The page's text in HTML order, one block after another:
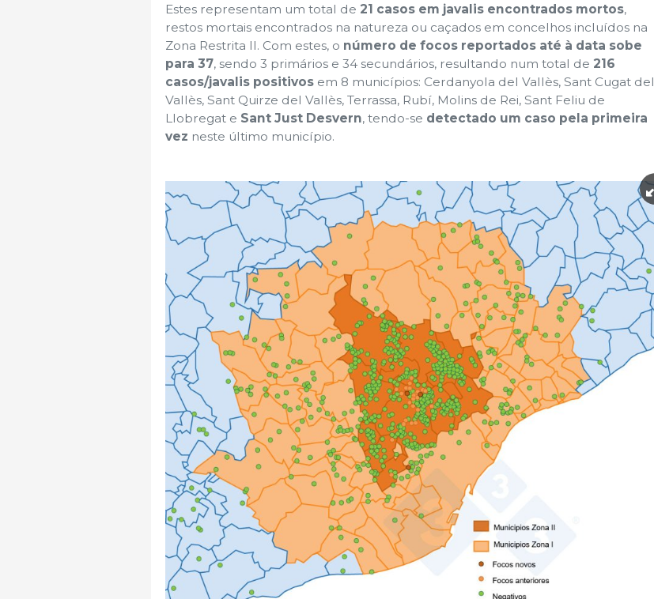
Estes representam um total de 21 casos em javalis encontrados mortos,
restos mortais encontrados na natureza ou caçados em concelhos incluídos na
Zona Restrita II. Com estes, o número de focos reportados até à data sobe
para 37, sendo 3 primários e 34 secundários, resultando num total de 216
casos/javalis positivos em 8 municípios: Cerdanyola del Vallès, Sant Cugat del
Vallès, Sant Quirze del Vallès, Terrassa, Rubí, Molins de Rei, Sant Feliu de
Llobregat e Sant Just Desvern, tendo-se detectado um caso pela primeira
vez neste último município.